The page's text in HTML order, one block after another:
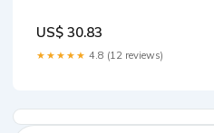
US$ 30.83
★★★★★ 4.8 (12 reviews)